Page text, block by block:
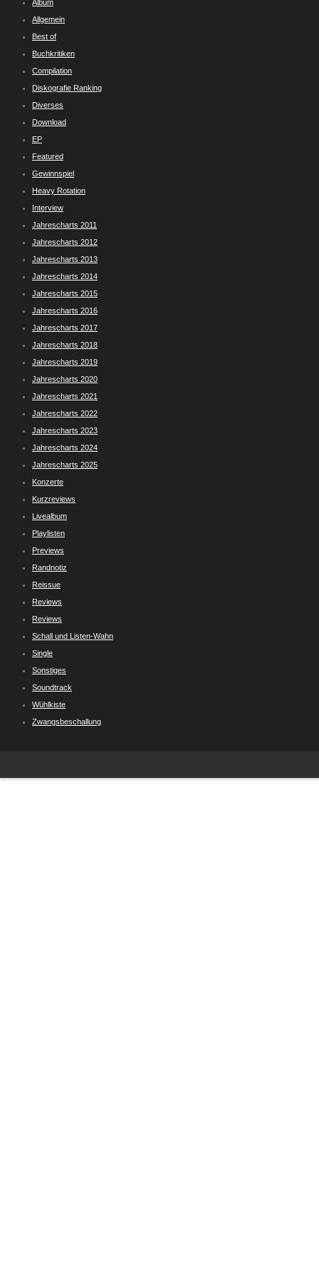
Album
Allgemein
Best of
Buchkritiken
Compilation
Diskografie Ranking
Diverses
Download
EP
Featured
Gewinnspiel
Heavy Rotation
Interview
Jahrescharts 2011
Jahrescharts 2012
Jahrescharts 2013
Jahrescharts 2014
Jahrescharts 2015
Jahrescharts 2016
Jahrescharts 2017
Jahrescharts 2018
Jahrescharts 2019
Jahrescharts 2020
Jahrescharts 2021
Jahrescharts 2022
Jahrescharts 2023
Jahrescharts 2024
Jahrescharts 2025
Konzerte
Kurzreviews
Livealbum
Playlisten
Previews
Randnotiz
Reissue
Reviews
Reviews
Schall und Listen-Wahn
Single
Sonstiges
Soundtrack
Wühlkiste
Zwangsbeschallung